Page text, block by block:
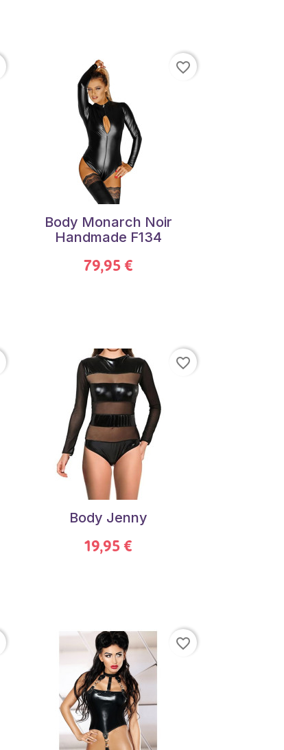
Body Monarch Noir
Handmade F134
79,95 €
favorite_border
Body Jenny
19,95 €
favorite_border
favorite_border